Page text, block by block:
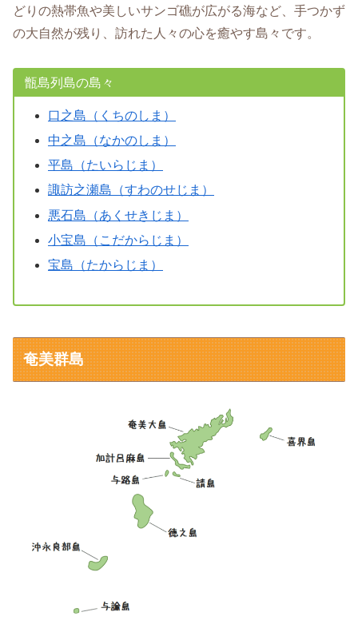
どりの熱帯魚や美しいサンゴ礁が広がる海など、手つかず
の大自然が残り、訪れた人々の心を癒やす島々です。
甑島列島の島々
口之島（くちのしま）
中之島（なかのしま）
平島（たいらじま）
諏訪之瀬島（すわのせじま）
悪石島（あくせきじま）
小宝島（こだからじま）
宝島（たからじま）
奄美群島